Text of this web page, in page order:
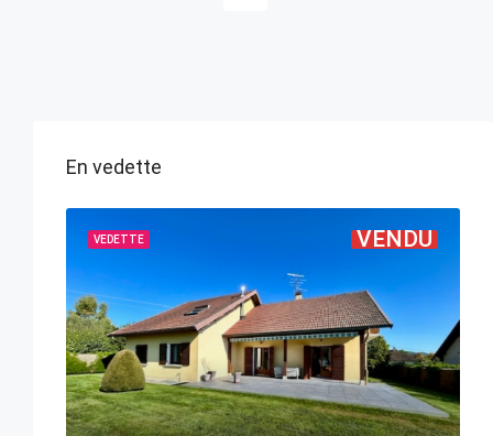
En vedette
VENDU
VEDETTE